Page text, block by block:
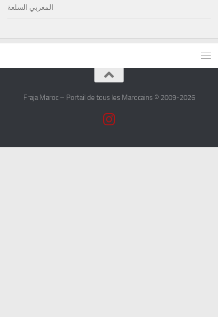
المغربي السلعة
Fraja Maroc – Portail de tous les Marocains © 2009-2026